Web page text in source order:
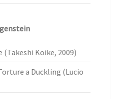
Koike, 2009)
a Duckling (Lucio